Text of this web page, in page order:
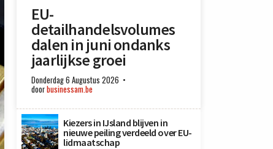
EU-
detailhandelsvolumes
dalen in juni ondanks
jaarlijkse groei
Donderdag 6 Augustus 2026
doorbusinessam.be
Kiezers in IJsland blijven in
nieuwe peiling verdeeld over EU-
lidmaatschap